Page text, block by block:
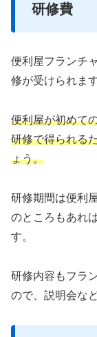
研修費
便利屋フランチ
修が受けられま
便利屋が初めて
研修で得られる
ょう。
研修期間は便利
のところもあれ
す。
研修内容もフラ
ので、説明会な